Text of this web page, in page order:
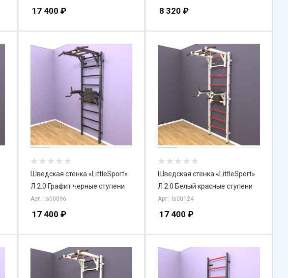
17 400 ₽ 8 320 ₽
Шведская стенка «LittleSport»
Л 2.0 Графит черные ступени
Арт.: ls00096
17 400 ₽
Шведская стенка «LittleSport»
Л 2.0 Белый красные ступени
Арт.: ls00124
17 400 ₽